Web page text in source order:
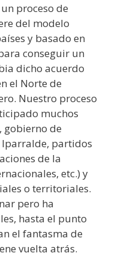
proceso de
del modelo
y basado en
conseguir un
dicho acuerdo
el Norte de
Nuestro proceso
muchos
gobierno de
partidos
de la
etc.) y
o territoriales.
pero ha
hasta el punto
el fantasma de
vuelta atrás.